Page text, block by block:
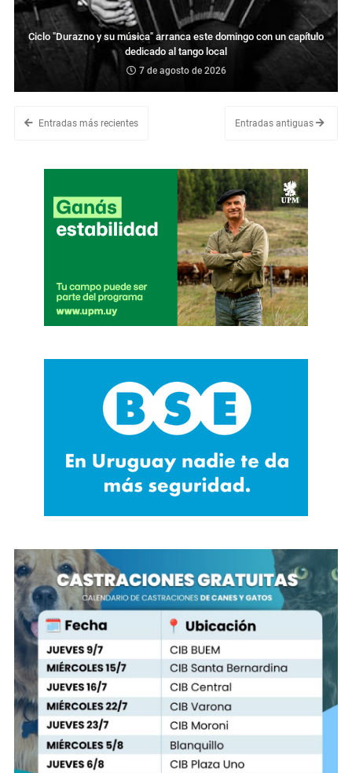
Ciclo "Durazno y su música" arranca este domingo con un capítulo
dedicado al tango local
7 de agosto de 2026
Entradas más recientes Entradas antiguas